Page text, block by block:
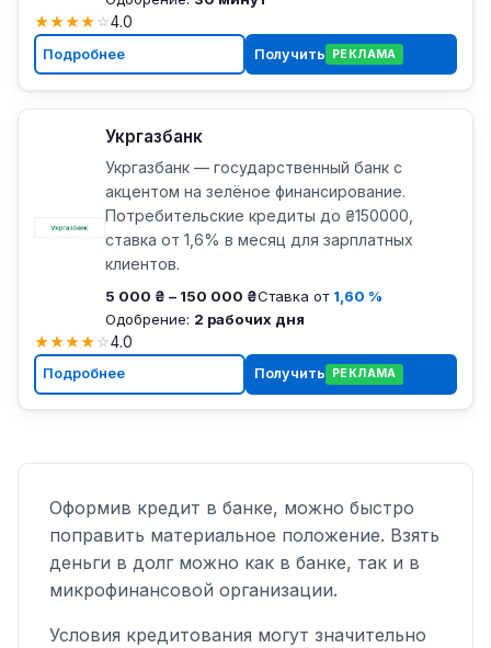
★★★★☆4.0
Подробнее Получить РЕКЛАМА
Укргазбанк
Укргазбанк — государственный банк с
акцентом на зелёное финансирование.
Потребительские кредиты до ₴150000,
ставка от 1,6% в месяц для зарплатных
клиентов.
5 000 ₴ – 150 000 ₴Ставка от 1,60 %
Одобрение: 2 рабочих дня
★★★★☆4.0
Подробнее Получить РЕКЛАМА
Оформив кредит в банке, можно быстро
поправить материальное положение. Взять
деньги в долг можно как в банке, так и в
микрофинансовой организации.
Условия кредитования могут значительно